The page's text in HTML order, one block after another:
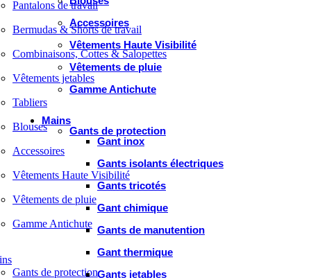
Accessoires
Vêtements Haute Visibilité
Vêtements de pluie
Gamme Antichute
Mains
Gants de protection
Gant inox
Gants isolants électriques
Gants tricotés
Gant chimique
Gants de manutention
Gant thermique
Gants jetables
Pantalons de travail
Bermudas & Shorts de travail
Combinaisons, Cottes & Salopettes
Vêtements jetables
Tabliers
Blouses
Accessoires
Vêtements Haute Visibilité
Vêtements de pluie
Gamme Antichute
Gants de protection